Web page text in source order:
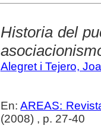
Historia del
Alegret i Tejero,
En:AREAS:
(2008) , p. 27-40